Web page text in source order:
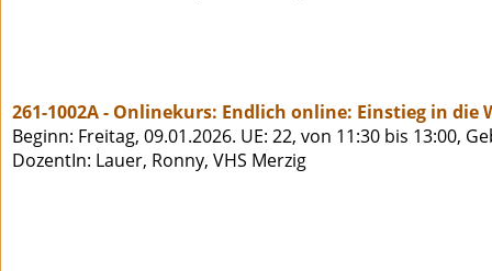
261-1002A - Onlinekurs: Endlich online: Einstieg in
Beginn: Freitag, 09.01.2026. UE: 22, von 11:30 bis 13:00,
DozentIn: Lauer, Ronny, VHS Merzig